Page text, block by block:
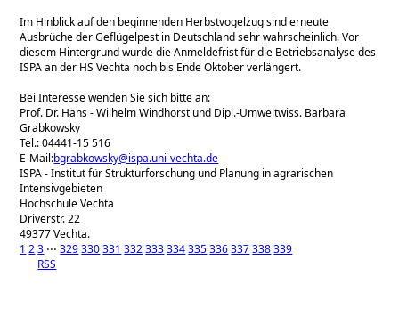
Im Hinblick auf den beginnenden Herbstvogelzug sind erneute
Ausbrüche der Geflügelpest in Deutschland sehr wahrscheinlich. Vor
diesem Hintergrund wurde die Anmeldefrist für die Betriebsanalyse des
ISPA an der HS Vechta noch bis Ende Oktober verlängert.
Bei Interesse wenden Sie sich bitte an:
Prof. Dr. Hans - Wilhelm Windhorst und Dipl.-Umweltwiss. Barbara
Grabkowsky
Tel.: 04441-15 516
E-Mail:bgrabkowsky@ispa.uni-vechta.de
ISPA - Institut für Strukturforschung und Planung in agrarischen
Intensivgebieten
Hochschule Vechta
Driverstr. 22
49377 Vechta.
1 23 ⋅⋅⋅329330331 332333334335336337338339
RSS